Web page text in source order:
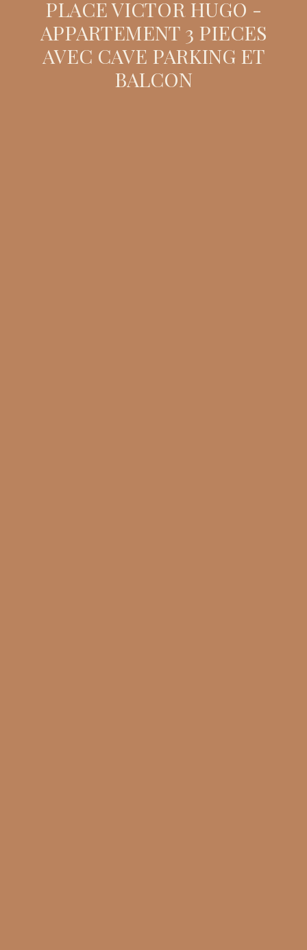
PLACE VICTOR HUGO -
APPARTEMENT 3 PIECES
AVEC CAVE PARKING ET
BALCON